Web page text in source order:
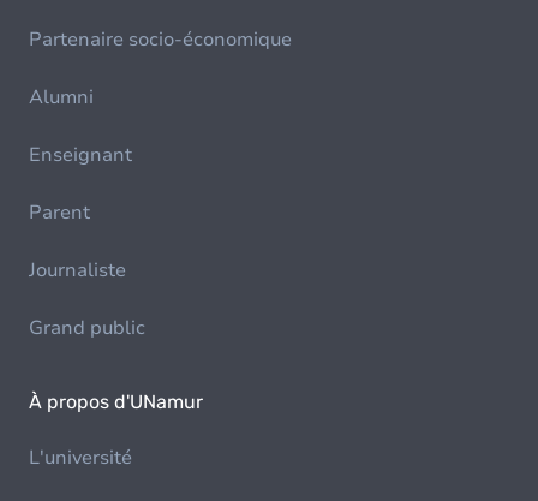
Partenaire socio-économique
Alumni
Enseignant
Parent
Journaliste
Grand public
À propos d'UNamur
L'université